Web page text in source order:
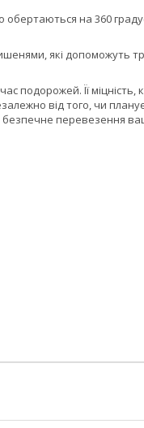
обертаються на 360
які допоможуть
подорожей. Її
від того, чи
безпечне перевезення